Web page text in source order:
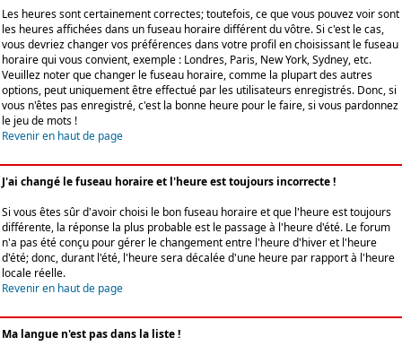
Les heures sont certainement correctes; toutefois, ce que vous pouvez voir sont
les heures affichées dans un fuseau horaire différent du vôtre. Si c'est le cas,
vous devriez changer vos préférences dans votre profil en choisissant le fuseau
horaire qui vous convient, exemple : Londres, Paris, New York, Sydney, etc.
Veuillez noter que changer le fuseau horaire, comme la plupart des autres
options, peut uniquement être effectué par les utilisateurs enregistrés. Donc, si
vous n'êtes pas enregistré, c'est la bonne heure pour le faire, si vous pardonnez
le jeu de mots !
Revenir en haut de page
J'ai changé le fuseau horaire et l'heure est toujours incorrecte !
Si vous êtes sûr d'avoir choisi le bon fuseau horaire et que l'heure est toujours
différente, la réponse la plus probable est le passage à l'heure d'été. Le forum
n'a pas été conçu pour gérer le changement entre l'heure d'hiver et l'heure
d'été; donc, durant l'été, l'heure sera décalée d'une heure par rapport à l'heure
locale réelle.
Revenir en haut de page
Ma langue n'est pas dans la liste !